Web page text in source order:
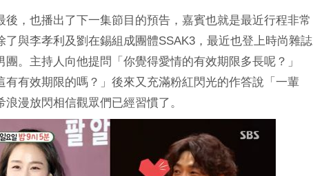
後，也播出了下一集節目的預告，嘉賓也就是最近行程非常
了與李孝利及劉在錫組成團體SSAK3，最近也登上時尚雜誌
。主持人向他提問「你覺得愛情的有效期限多長呢？」
有有效期限的嗎？」後來又充滿粉紅閃光的作答說「一輩
漫放閃相信觀眾們已經習慣了。